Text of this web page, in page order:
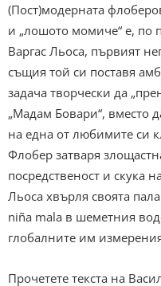
(Пост)модерната
и „лошото момиче“ е, по
Варгас Льоса, първият
същия той си поставя
задача творчески да
„Мадам Бовари“, вместо
на една от любимите си
Флобер затваря
посредственост и скука
Льоса хвърля своята
niña mala в шеметния
глобалните им
Прочетете текста на